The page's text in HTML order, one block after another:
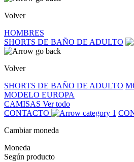
Volver
HOMBRES
SHORTS DE BAÑO DE ADULTO
Volver
SHORTS DE BAÑO DE ADULTO
MODELO EUROPA
CAMISAS Ver todo
CONTACTO
Cambiar moneda
Moneda
Según producto